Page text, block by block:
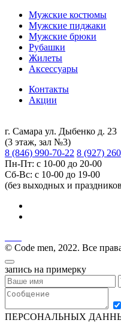
Мужские костюмы
Мужские пиджаки
Мужские брюки
Рубашки
Жилеты
Аксессуары
Контакты
Акции
г. Самара ул. Дыбенко д. 23
(3 этаж, зал №3)
8 (846) 990-70-22 8 (927)
Пн-Пт: с 10-00 до 20-00
Сб-Вс: с 10-00 до 19-00
(без выходных и
© Code men, 2022. Все
запись на примерку
ПЕРСОНАЛЬНЫХ